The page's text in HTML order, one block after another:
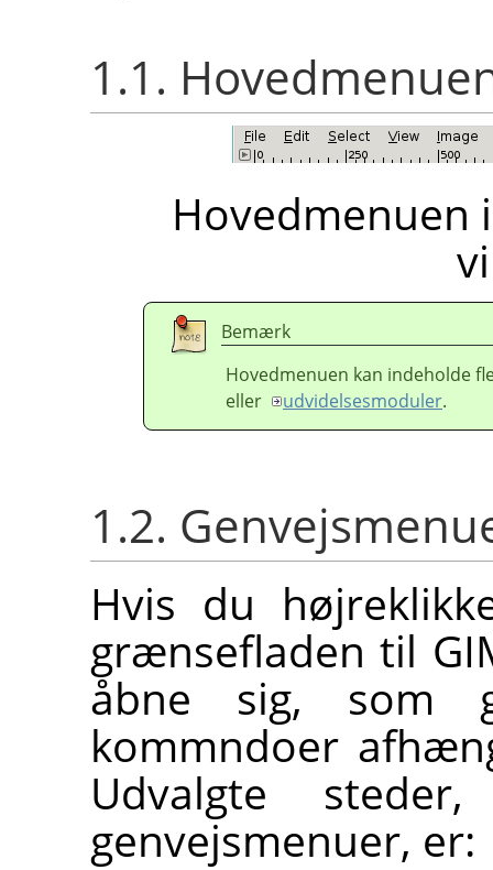
1.1.
Hovedmenuen
Bemærk
Hovedmenuen kan indeholde
eller
udvidelsesmoduler.
1.2.
Hvis du
grænsefladen til
åbne sig, som
kommndoer
Udvalgte
genvejsmenuer, er: